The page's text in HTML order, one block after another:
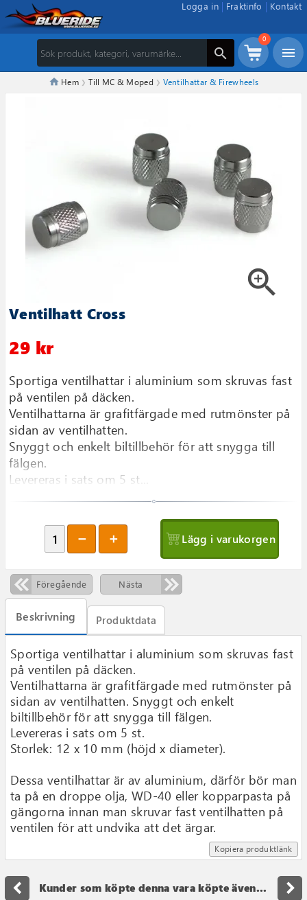
Kontakt
Fraktinfo
Logga in
search
0
menu
Hem Till MC & Moped Ventilhattar & Firewheels
zoom_in
Ventilhatt Cross
29 kr
Sportiga ventilhattar i aluminium som skruvas fast
på ventilen på däcken.
Ventilhattarna är grafitfärgade med rutmönster på
sidan av ventilhatten.
Snyggt och enkelt biltillbehör för att snygga till
fälgen.
Levereras i sats om 5 st...
Lägg i varukorgen
Föregående Nästa
Beskrivning Produktdata
Kopiera produktlänk
Sportiga ventilhattar i aluminium som skruvas fast
på ventilen på däcken.
Ventilhattarna är grafitfärgade med rutmönster på
sidan av ventilhatten. Snyggt och enkelt
biltillbehör för att snygga till fälgen.
Levereras i sats om 5 st.
Storlek: 12 x 10 mm (höjd x diameter).
Dessa ventilhattar är av aluminium, därför bör man
ta på en droppe olja, WD-40 eller kopparpasta på
gängorna innan man skruvar fast ventilhatten på
ventilen för att undvika att det ärgar.
Kunder som köpte denna vara köpte även...
navigate_before navigate_next